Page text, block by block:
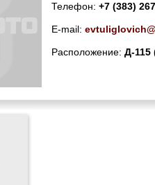
Телефон: +7 (383)
E-mail:
Расположение: Д-115